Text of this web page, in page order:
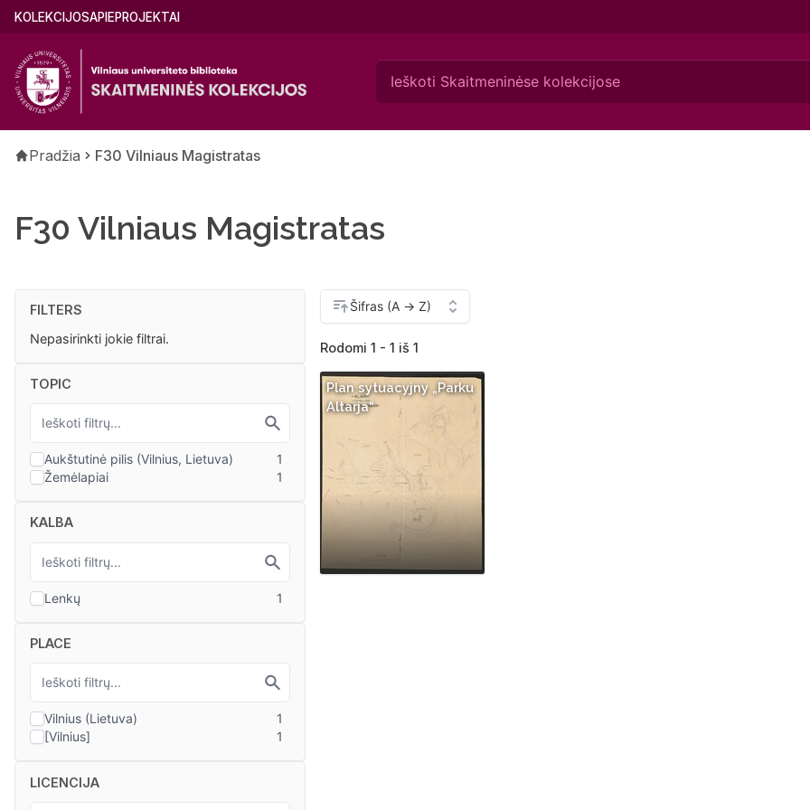
Pereiti
pagrindinį
turinį
Main
(lithuanian)
KOLEKCIJOSAPIEPROJEKTAI
Kelias
Pradžia F30 Vilniaus Magistratas
F30 Vilniaus Magistratas
FILTERS
Nepasirinkti jokie filtrai.
TOPIC
KALBA
PLACE
LICENCIJA
Rodomi 1 - 1 iš 1
Plan sytuacyjny „Parku
Altarja“